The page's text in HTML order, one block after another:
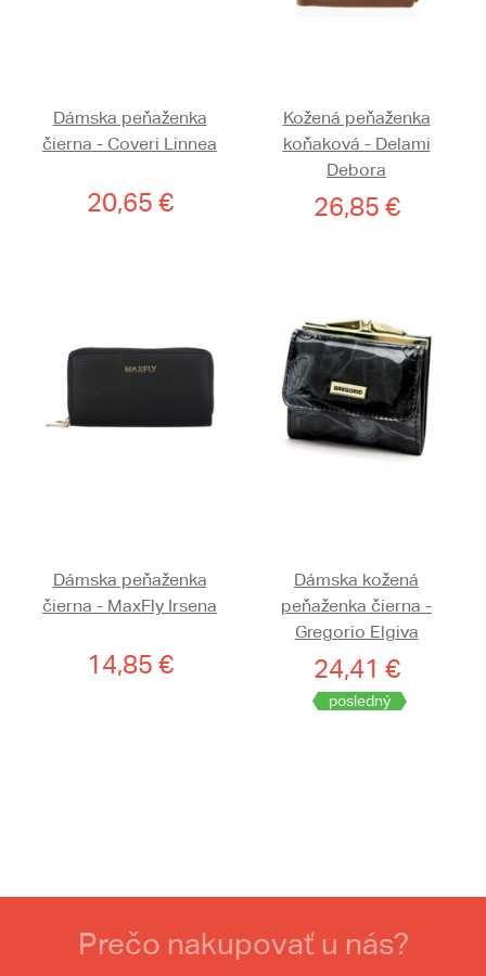
Dámska peňaženka
čierna - Coveri Linnea
20,65 €
Kožená peňaženka
koňaková - Delami
Debora
26,85 €
Dámska peňaženka
čierna - MaxFly Irsena
14,85 €
Dámska kožená
peňaženka čierna -
Gregorio Elgiva
24,41 €
posledný
Prečo nakupovať u nás?